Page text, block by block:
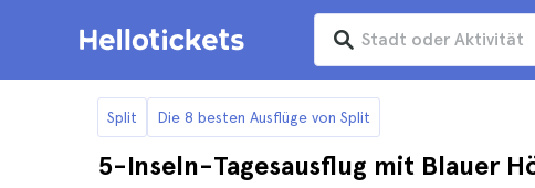
Split Die 8 besten Ausflüge von Split
5-Inseln-Tagesausflug mit Blauer